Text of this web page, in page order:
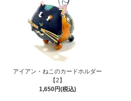
アイアン・ねこのカードホルダー
【2】
1,650円(税込)